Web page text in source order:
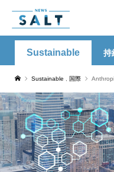
Sustainable 持
Sustainable 国際